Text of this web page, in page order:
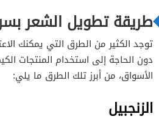
الفازلين لتطويل الشعر
الفازلين لفك تشابك الشعر
الفازلين للشعر المتساقط
طريقة تطويل الشعر
توجد الكثير من الطرق التي يمكنك
دون الحاجة إلى استخدام المنتجات
الأسواق، من أبرز تلك الطرق ما يلي:
الزنجبيل